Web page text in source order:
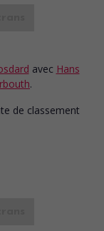
avec Hans
.